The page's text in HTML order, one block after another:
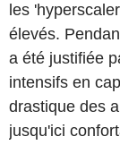
les
élevés.
a été justifiée
intensifs en
drastique des
jusqu'ici